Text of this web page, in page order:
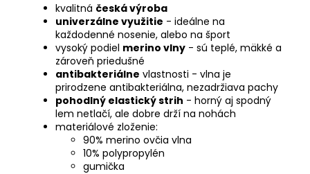
kvalitná česká výroba
univerzálne využitie - ideálne na
každodenné nosenie, alebo na šport
vysoký podiel merino vlny - sú teplé, mäkké a
zároveň priedušné
antibakteriálne vlastnosti - vlna je
prirodzene antibakteriálna, nezadržiava pachy
pohodlný elastický strih - horný aj spodný
lem netlačí, ale dobre drží na nohách
materiálové zloženie:
90% merino ovčia vlna
10% polypropylén
gumička